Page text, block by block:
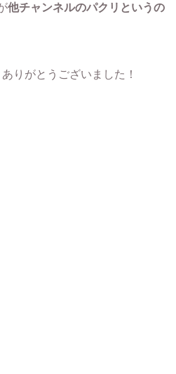
他チャンネルのパクリというの
りがとうございました！